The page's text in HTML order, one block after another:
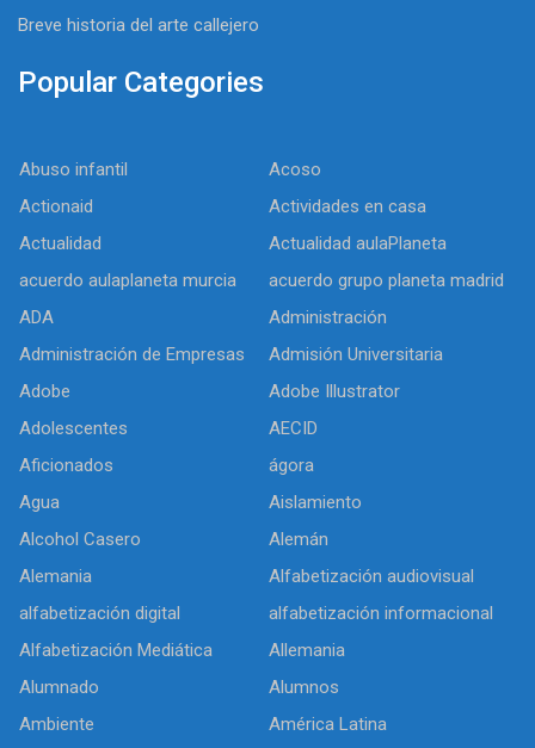
Breve historia del arte callejero
Popular Categories
Abuso infantil
Acoso
Actionaid
Actividades en casa
Actualidad
Actualidad aulaPlaneta
acuerdo aulaplaneta murcia
acuerdo grupo planeta madrid
ADA
Administración
Administración de Empresas
Admisión Universitaria
Adobe
Adobe Illustrator
Adolescentes
AECID
Aficionados
ágora
Agua
Aislamiento
Alcohol Casero
Alemán
Alemania
Alfabetización audiovisual
alfabetización digital
alfabetización informacional
Alfabetización Mediática
Allemania
Alumnado
Alumnos
Ambiente
América Latina